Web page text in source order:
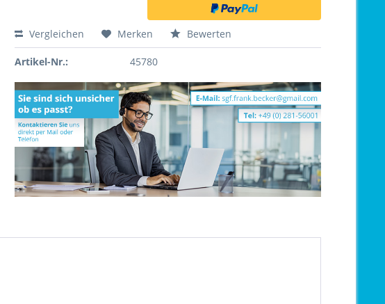
Vergleichen Merken Bewerten
Artikel-Nr.: 45780